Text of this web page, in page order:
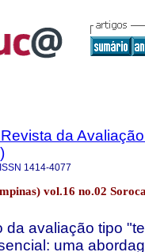
da
ISSN 1414-4077
vol.16 no.02
da avaliação tipo
uma